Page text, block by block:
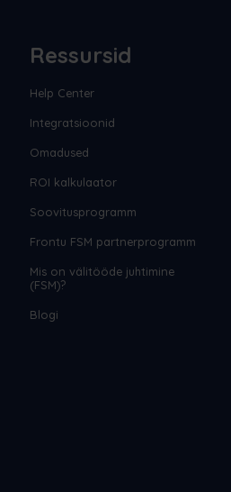
Ressursid
Help Center
Integratsioonid
Omadused
ROI kalkulaator
Soovitusprogramm
Frontu FSM partnerprogramm
Mis on välitööde juhtimine
(FSM)?
Blogi